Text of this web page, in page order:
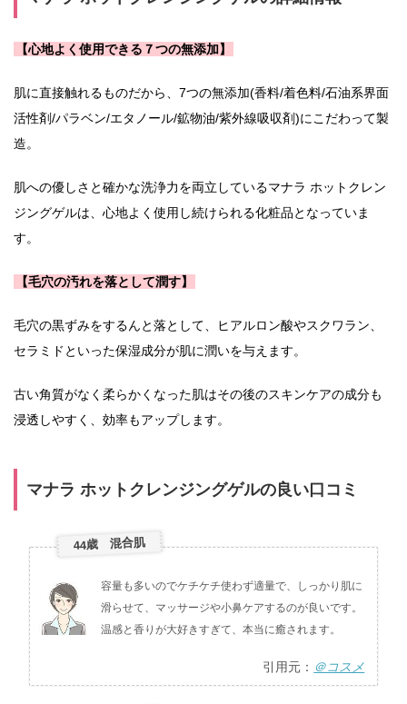
【心地よく使用できる７つの無添加】
肌に直接触れるものだから、7つの無添加(香料/着色料/石油系界面
活性剤/パラベン/エタノール/鉱物油/紫外線吸収剤)にこだわって製
造。
肌への優しさと確かな洗浄力を両立しているマナラ ホットクレン
ジングゲルは、心地よく使用し続けられる化粧品となっていま
す。
【毛穴の汚れを落として潤す】
毛穴の黒ずみをするんと落として、ヒアルロン酸やスクワラン、
セラミドといった保湿成分が肌に潤いを与えます。
古い角質がなく柔らかくなった肌はその後のスキンケアの成分も
浸透しやすく、効率もアップします。
マナラ ホットクレンジングゲルの良い口コミ
44歳 混合肌
容量も多いのでケチケチ使わず適量で、しっかり肌に
滑らせて、マッサージや小鼻ケアするのが良いです。
温感と香りが大好きすぎて、本当に癒されます。
引用元： ＠コスメ